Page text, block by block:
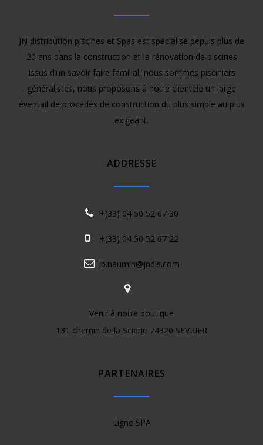
JN distribution piscines et Spas est spécialisé depuis plus de
20 ans dans la construction et la rénovation de piscines
Issus d’un savoir faire familial, nous sommes pisciniers
généralistes, nous proposons à notre clientèle un large
éventail de procédés de construction du plus simple au plus
exigeant.
ADDRESSE
+(33) 04 50 52 67 30
+(33) 04 50 52 67 22
jb.naumin@jndis.com
Venir à notre boutique
131 chemin de la Scierie 74320 SEVRIER
PARTENAIRES
Ligne SPA